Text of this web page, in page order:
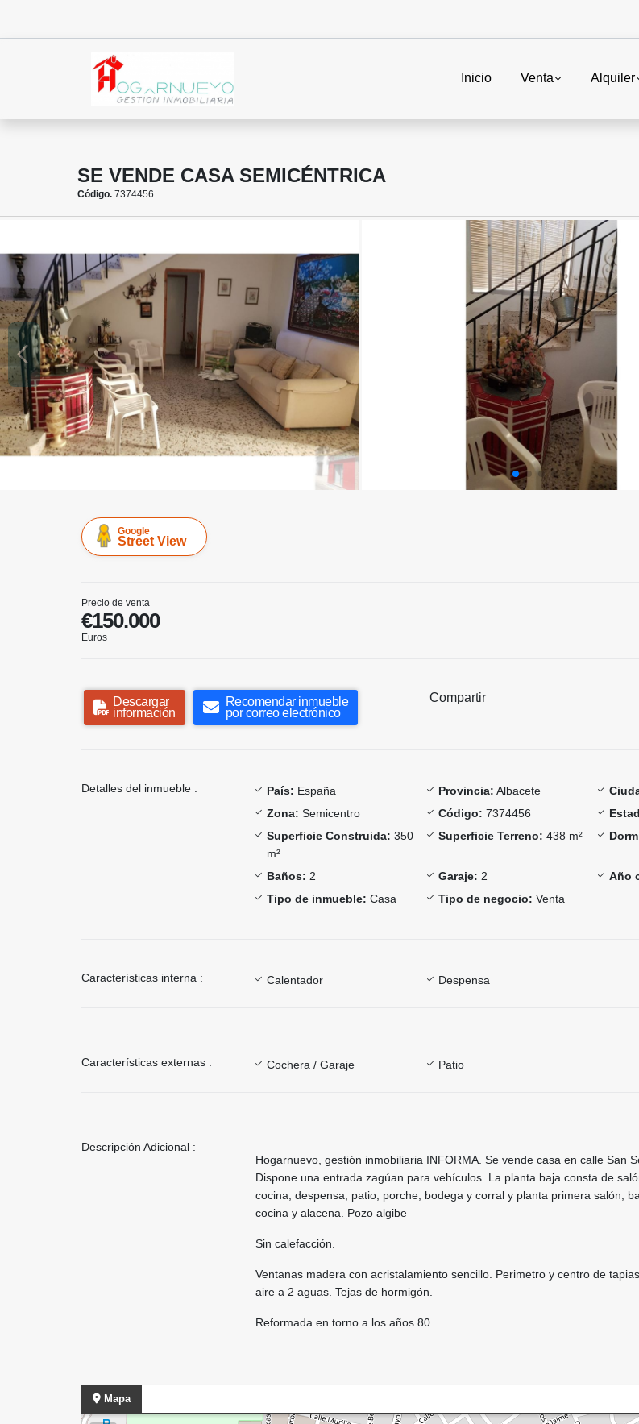
Inicio Venta Alquiler
SE VENDE CASA SEMICÉNTRICA
Código. 7374456
Google
Street View
Precio de venta
€150.000
Euros
Descargar
información
Recomendar inmueble
por correo electrónico
Compartir
Detalles del inmueble : País: España Provincia: Albacete
Zona: Semicentro Código: 7374456
Superficie Construida: 350
m²
Superficie Terreno: 438 m²
Baños: 2 Garaje: 2 Año
Tipo de inmueble: Casa Tipo de negocio: Venta
Características interna : Calentador Despensa
Características externas : Cochera / Garaje Patio
Descripción Adicional :
Hogarnuevo, gestión inmobiliaria INFORMA. Se vende casa en calle San
Dispone una entrada zagúan para vehículos. La planta baja consta de
cocina, despensa, patio, porche, bodega y corral y planta primera salón,
cocina y alacena. Pozo algibe
Sin calefacción.
Ventanas madera con acristalamiento sencillo. Perimetro y centro de
aire a 2 aguas. Tejas de hormigón.
Reformada en torno a los años 80
Mapa